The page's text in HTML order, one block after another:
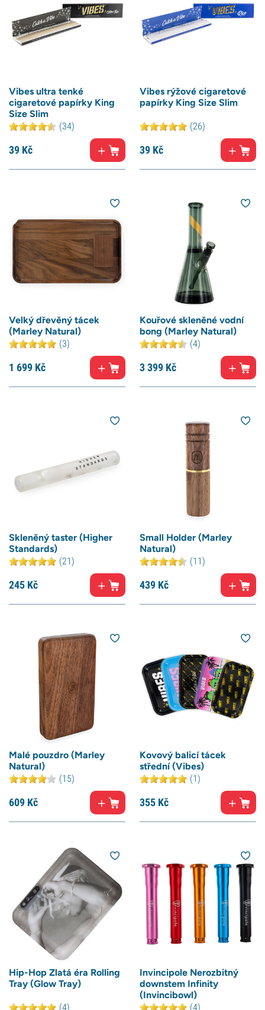
Vibes ultra tenké
cigaretové papírky King
Size Slim
(34)
39 Kč
Vibes rýžové cigaretové
papírky King Size Slim
(26)
39 Kč
Velký dřevěný tácek
(Marley Natural)
(3)
1 699 Kč
Kouřové skleněné vodní
bong (Marley Natural)
(4)
3 399 Kč
Skleněný taster (Higher
Standards)
(21)
245 Kč
Small Holder (Marley
Natural)
(11)
439 Kč
Malé pouzdro (Marley
Natural)
(15)
609 Kč
Kovový balicí tácek
střední (Vibes)
(1)
355 Kč
Hip-Hop Zlatá éra Rolling
Tray (Glow Tray)
(4)
Invincipole Nerozbitný
downstem Infinity
(Invincibowl)
(4)